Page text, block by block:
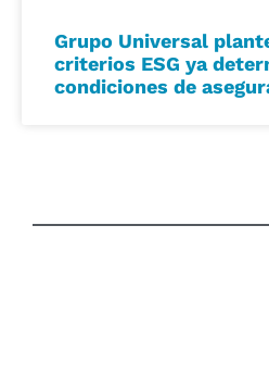
Grupo Universal
criterios ESG ya
condiciones de